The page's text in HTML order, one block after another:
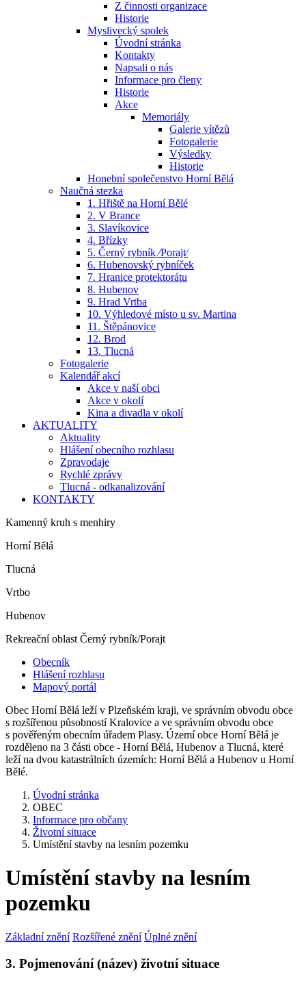
Z činnosti organizace
Historie
Myslivecký spolek
Úvodní stránka
Kontakty
Napsali o nás
Informace pro členy
Historie
Akce
Memoriály
Galerie vítězů
Fotogalerie
Výsledky
Historie
Honební společenstvo Horní Bělá
Naučná stezka
1. Hřiště na Horní Bělé
2. V Brance
3. Slavíkovice
4. Břízky
5. Černý rybník ⁄Porajt⁄
6. Hubenovský rybníček
7. Hranice protektorátu
8. Hubenov
9. Hrad Vrtba
10. Výhledové místo u sv. Martina
11. Štěpánovice
12. Brod
13. Tlucná
Fotogalerie
Kalendář akcí
Akce v naší obci
Akce v okolí
Kina a divadla v okolí
AKTUALITY
Aktuality
Hlášení obecního rozhlasu
Zpravodaje
Rychlé zprávy
Tlucná - odkanalizování
KONTAKTY
Kamenný kruh s menhiry
Horní Bělá
Tlucná
Vrtbo
Hubenov
Rekreační oblast Černý rybník/Porajt
Obecník
Hlášení rozhlasu
Mapový portál
Obec Horní Bělá leží v Plzeňském kraji, ve správním obvodu obce
s rozšířenou působností Kralovice a ve správním obvodu obce
s pověřeným obecním úřadem Plasy. Území obce Horní Bělá je
rozděleno na 3 části obce - Horní Bělá, Hubenov a Tlucná, které
leží na dvou katastrálních územích: Horní Bělá a Hubenov u Horní
Bělé.
Úvodní stránka
OBEC
Informace pro občany
Životní situace
Umístění stavby na lesním pozemku
Umístění stavby na lesním
pozemku
Základní znění Rozšířené znění Úplné znění
3. Pojmenování (název) životní situace